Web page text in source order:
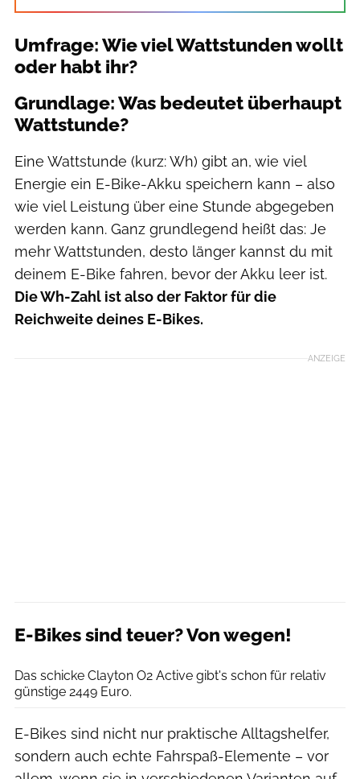
Umfrage: Wie viel Wattstunden wollt
oder habt ihr?
Grundlage: Was bedeutet überhaupt
Wattstunde?
Eine Wattstunde (kurz: Wh) gibt an, wie viel
Energie ein E-Bike-Akku speichern kann – also
wie viel Leistung über eine Stunde abgegeben
werden kann. Ganz grundlegend heißt das: Je
mehr Wattstunden, desto länger kannst du mit
deinem E-Bike fahren, bevor der Akku leer ist.
Die Wh-Zahl ist also der Faktor für die
Reichweite deines E-Bikes.
ANZEIGE
E-Bikes sind teuer? Von wegen!
Moritz Schwertner // www.moritzschwertner.de
Das schicke Clayton O2 Active gibt's schon für relativ
günstige 2449 Euro.
E-Bikes sind nicht nur praktische Alltagshelfer,
sondern auch echte Fahrspaß-Elemente – vor